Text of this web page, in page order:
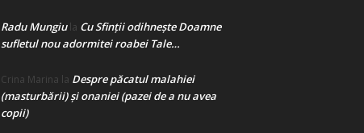
Radu Mungiula Cu Sfinții odihnește Doamne
sufletul nou adormitei roabei Tale…
Crina Marina la Despre păcatul malahiei
(masturbării) şi onaniei (pazei de a nu avea
copii)